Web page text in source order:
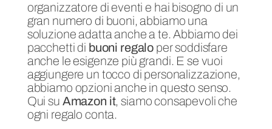
organizzatore di eventi e hai bisogno di un
gran numero di buoni, abbiamo una
soluzione adatta anche a te. Abbiamo dei
pacchetti di buoni regalo per soddisfare
anche le esigenze più grandi. E se vuoi
aggiungere un tocco di personalizzazione,
abbiamo opzioni anche in questo senso.
Qui su Amazon it, siamo consapevoli che
ogni regalo conta.